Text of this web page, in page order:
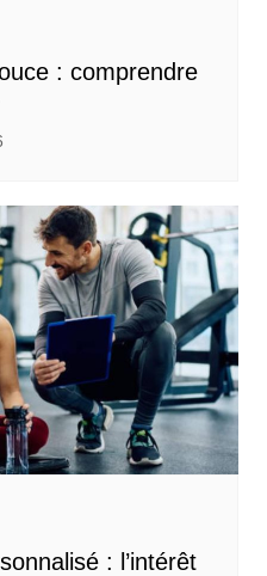
: comprendre
: l’intérêt